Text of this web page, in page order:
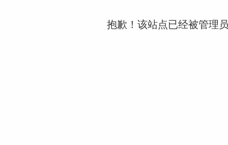
抱歉！该站点已经被管理